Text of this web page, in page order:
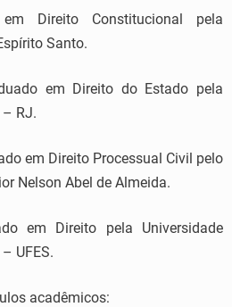
Direito Constitucional pela
Santo.
em Direito do Estado pela
RJ.
em Direito Processual Civil pelo
Nelson Abel de Almeida.
em Direito pela Universidade
UFES.
acadêmicos: